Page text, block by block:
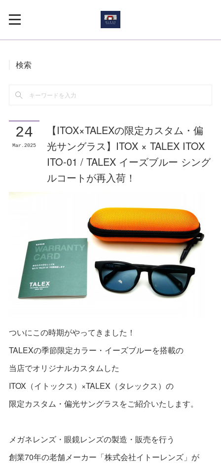
検索
24
Mar 2025
【ITOX×TALEXの限定カスタム・偏
光サングラス】ITOX × TALEX ITOX
ITO-01 / TALEX イーズブルー シング
ルコートが再入荷！
ついにこの時期がやってきました！
TALEXの季節限定カラー・イーズブルーを搭載の
当店でオリジナルカスタムした
ITOX（イトックス）×TALEX（タレックス）の
限定カスタム・偏光サングラスをご紹介いたします。
メガネレンズ・眼鏡レンズの製造・販売を行う
創業70年の老舗メーカー「株式会社イトーレンズ」が